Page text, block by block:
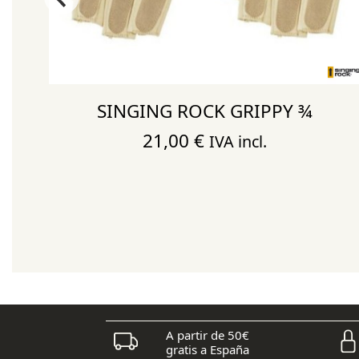
SINGING ROCK GRIPPY ¾
21,00 € IVA incl.
A partir de 50€
gratis a España